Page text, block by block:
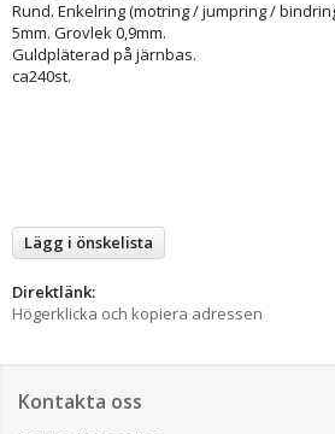
Rund. Enkelring (motring / jumpring /
5mm. Grovlek 0,9mm.
Guldpläterad på järnbas.
ca240st.
Lägg i önskelista
Direktlänk:
Högerklicka och kopiera adressen
Kontakta oss